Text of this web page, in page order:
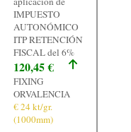
Graficos
IMPUESTO
AUTONÓMICO
ITP RETENCIÓN
FISCAL del 6%
120,45 €
FIXING
ORVALENCIA
€ 24 kt/gr.
(1000mm)